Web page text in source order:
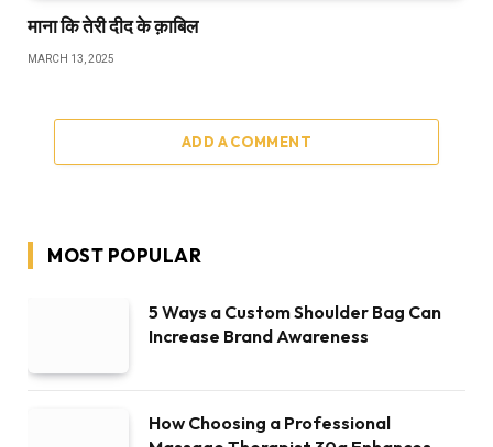
माना कि तेरी दीद के क़ाबिल
MARCH 13, 2025
ADD A COMMENT
MOST POPULAR
5 Ways a Custom Shoulder Bag Can
Increase Brand Awareness
How Choosing a Professional